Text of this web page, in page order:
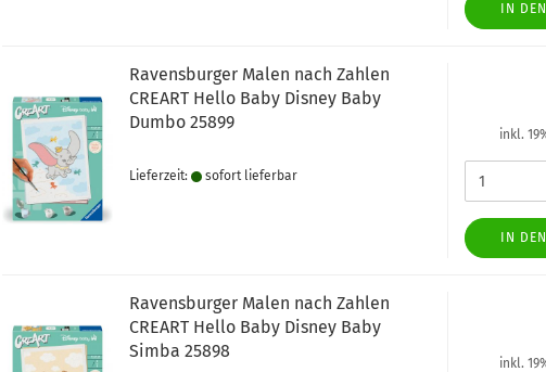
IN
Ravensburger Malen nach Zahlen
CREART Hello Baby Disney Baby
Dumbo 25899
Lieferzeit: sofort lie­fer­bar
inkl.
IN
Ravensburger Malen nach Zahlen
CREART Hello Baby Disney Baby
Simba 25898
inkl.